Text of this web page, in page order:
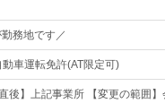
務地です／
車運転免許(AT限定可)
後】上記事業所 【変更の範囲】